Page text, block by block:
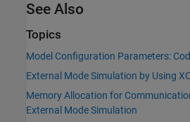
See Also
Topics
Model Configuration Parameters:
External Mode Simulation by Using
Memory Allocation for
External Mode Simulation